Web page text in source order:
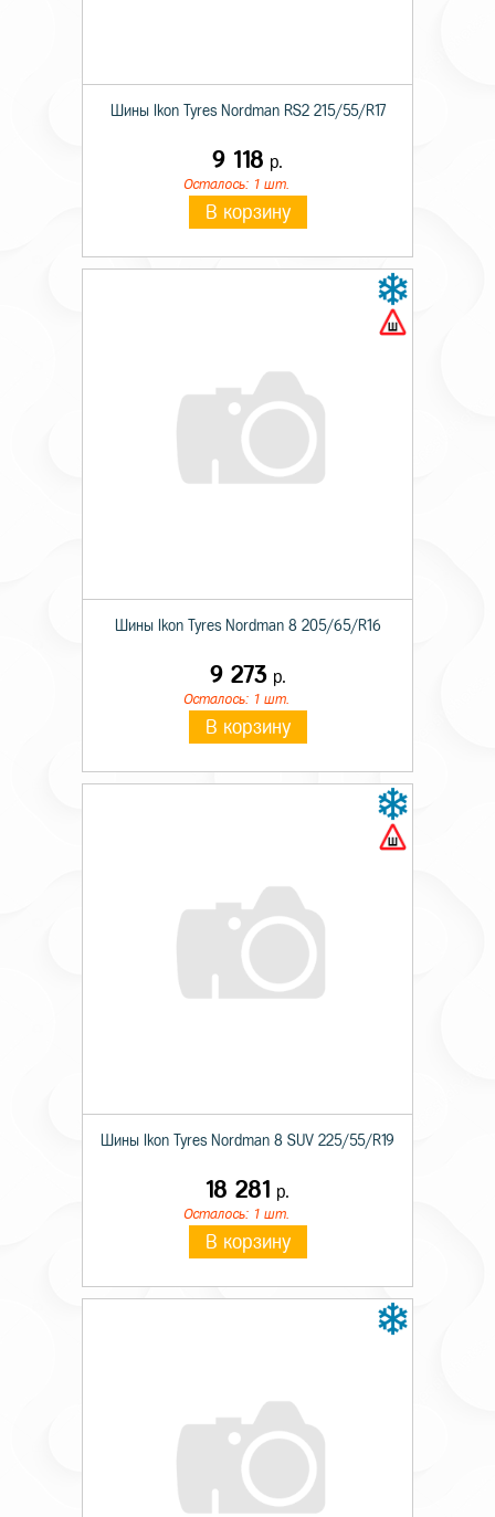
Шины Ikon Tyres Nordman RS2 215/55/R17
9 118 р.
Осталось: 1 шт.
В корзину
Шины Ikon Tyres Nordman 8 205/65/R16
9 273р.
Осталось: 1 шт.
В корзину
Шины Ikon Tyres Nordman 8 SUV 225/55/R19
18 281 р.
Осталось: 1 шт.
В корзину